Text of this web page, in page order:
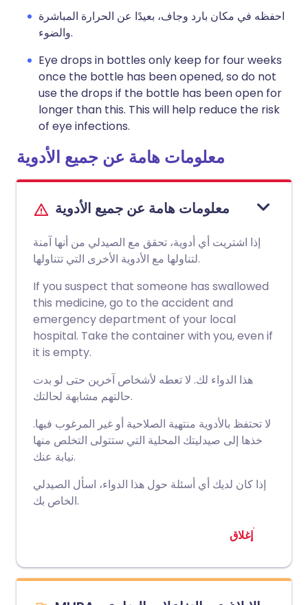
احفظه في مكان بارد وجاف، بعيدًا عن الحرارة المباشرة
والضوء.
Eye drops in bottles only keep for four weeks
once the bottle has been opened, so do not
use the drops if the bottle has been open for
longer than this. This will help reduce the risk
of eye infections.
معلومات هامة عن جميع الأدوية
معلومات هامة عن جميع الأدوية
إذا اشتريت أي أدوية، تحقق مع الصيدلي من أنها آمنة
لتناولها مع الأدوية الأخرى التي تتناولها.
If you suspect that someone has swallowed
this medicine, go to the accident and
emergency department of your local
hospital. Take the container with you, even if
it is empty.
هذا الدواء لك. لا تعطه لأشخاص آخرين حتى لو بدت
حالتهم مشابهة لحالتك.
لا تحتفظ بالأدوية منتهية الصلاحية أو غير المرغوب فيها.
خذها إلى صيدليتك المحلية التي ستتولى التخلص منها
نيابة عنك.
إذا كان لديك أي أسئلة حول هذا الدواء، اسأل الصيدلي
الخاص بك.
إغلاق